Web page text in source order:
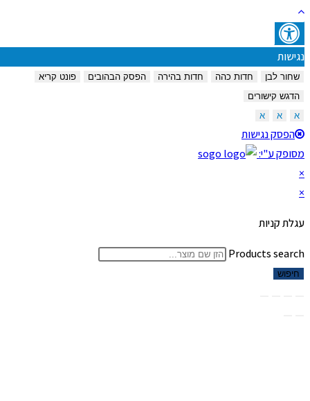
נגישות
שחור לבן חדות כהה חדות בהירה הפסק הבהובים
פונט קריא
הדגש קישורים
הפסק נגישות
מסופק ע"י:
עגלת קניות
Products search
חיפוש